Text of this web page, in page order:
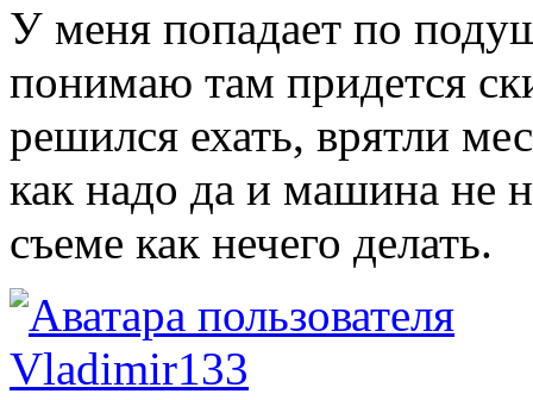
У меня попадает по
понимаю там придется
решился ехать, врятли
как надо да и машина не
съеме как нечего делать.
Vladimir133